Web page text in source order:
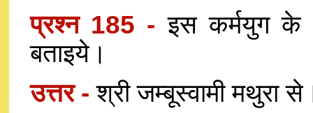
प्रश्न 185 -इस कर्मयुग के
बताइये।
उत्तर -श्री जम्बूस्वामी मथुरा